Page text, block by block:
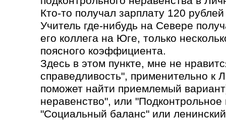
Кто-то получал зарплату 120
Учитель где-нибудь на Севере
его коллега на Юге, только
поясного коэффициента.
Здесь в этом пункте, мне не
справедливость", применительно к
поможет найти приемлемый
неравенство", или
"Социальный баланс" или